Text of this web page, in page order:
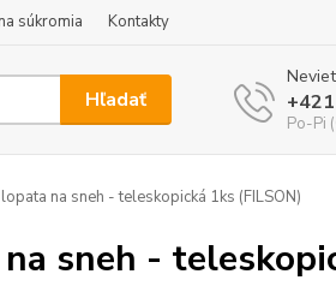
súkromia Kontakty
Hľadať
Po-Pi
na sneh - teleskopická 1ks (FILSON)
sneh -